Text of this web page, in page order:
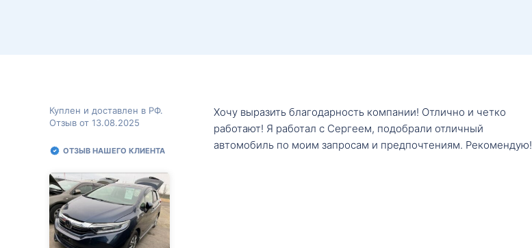
Куплен и доставлен в РФ.
Отзыв от 13.08.2025
ОТЗЫВ НАШЕГО КЛИЕНТА
Хочу выразить благодарность компании! Отлично и четко
работают! Я работал с Сергеем, подобрали отличный
автомобиль по моим запросам и предпочтениям. Рекомендую!